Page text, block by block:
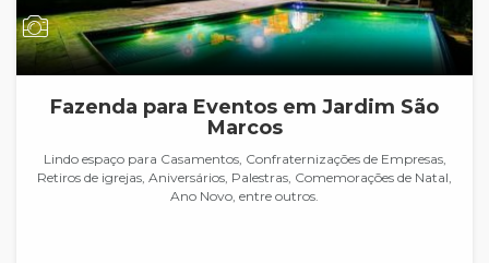
Fazenda para Eventos em Jardim São
Marcos
Lindo espaço para Casamentos, Confraternizações de Empresas,
Retiros de igrejas, Aniversários, Palestras, Comemorações de Natal,
Ano Novo, entre outros.